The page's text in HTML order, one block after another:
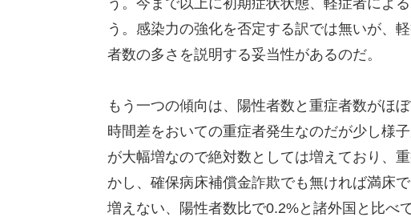
う。感染力の強化を否定する訳では無いが、
者数の多さを説明する妥当性があるのだ。
もう一つの傾向は、陽性者数と重症者数がほ
時間差をおいての重症者発生なのだが少し様
が大幅増なので絶対数としては増えており、
かし、確保病床補償金詐欺でも無ければ満床
増えない、陽性者数比で0.2%と諸外国と比べ